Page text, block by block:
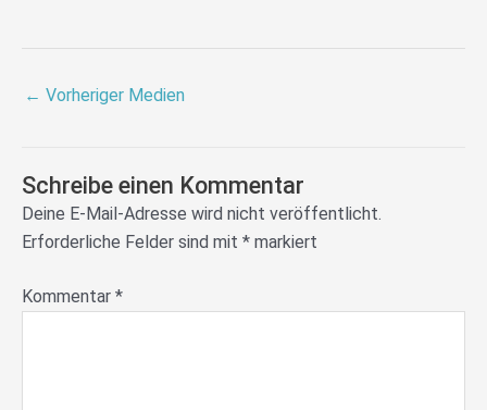
← Vorheriger Medien
Schreibe einen Kommentar
Deine E-Mail-Adresse wird nicht veröffentlicht.
Erforderliche Felder sind mit * markiert
Kommentar *